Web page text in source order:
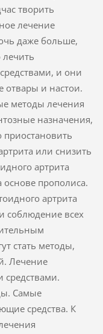
творить
лечение
даже больше,
и они
отвары и настои.
методы лечения
назначения,
приостановить
или снизить
артрита
основе прополиса.
артрита
соблюдение всех
стать методы,
Лечение
средствами.
Самые
средства. К